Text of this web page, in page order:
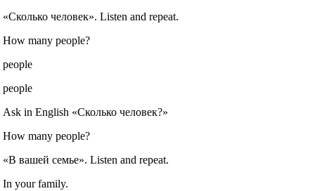
«Сколько человек». Listen and repeat.
How many people?
people
people
Ask in English «Сколько человек?»
How many people?
«В вашей семье». Listen and repeat.
In your family.